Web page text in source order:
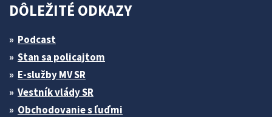
DÔLEŽITÉ ODKAZY
Podcast
Stan sa policajtom
E-služby MV SR
Vestník vlády SR
Obchodovanie s ľuďmi